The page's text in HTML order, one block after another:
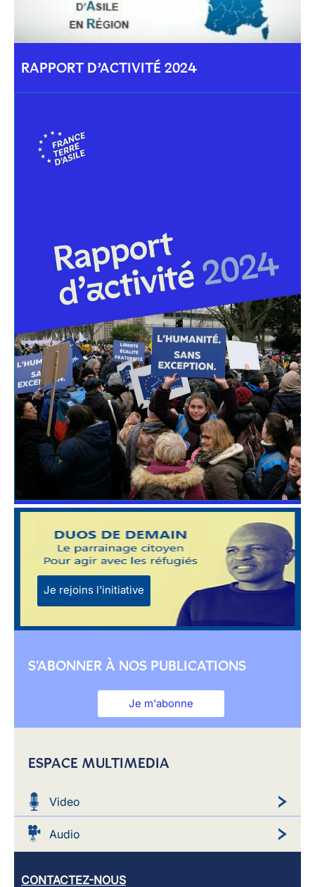
RAPPORT D’ACTIVITÉ 2024
Je rejoins l'initiative
S'ABONNER À NOS PUBLICATIONS
Je m'abonne
ESPACE MULTIMEDIA
Video
Audio
CONTACTEZ-NOUS